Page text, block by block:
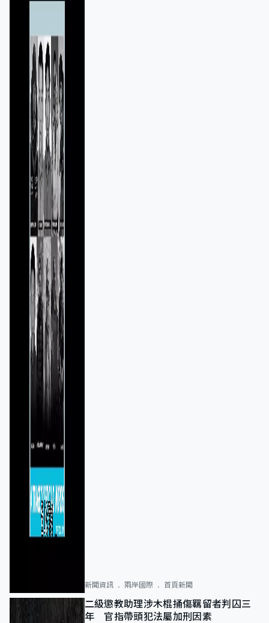
新聞資訊 兩岸國際 首頁新聞
二級懲教助理涉木棍捅傷羈留者判囚三
年 官指帶頭犯法屬加刑因素